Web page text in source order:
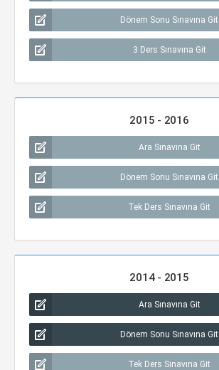
Dönem Sonu Sınavına Git
3 Ders Sınavına Git
2015 - 2016
Ara Sınavına Git
Dönem Sonu Sınavına Git
Tek Ders Sınavına Git
2014 - 2015
Ara Sınavına Git
Dönem Sonu Sınavına Git
Tek Ders Sınavına Git